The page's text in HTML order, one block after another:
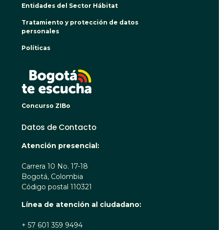
Entidades del Sector Hábitat
Tratamiento y protección de datos
personales
Políticas
Concurso ZIBo
Datos de Contacto
Atención presencial:
Carrera 10 No. 17-18
Bogotá, Colombia
Código postal 110321
Línea de atención al ciudadano:
+ 57 601 359 9494